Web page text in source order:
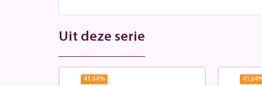
Uit deze serie
41.64% 41.64